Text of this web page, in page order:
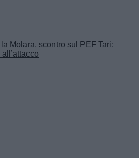
Molara, scontro sul PEF Tari: